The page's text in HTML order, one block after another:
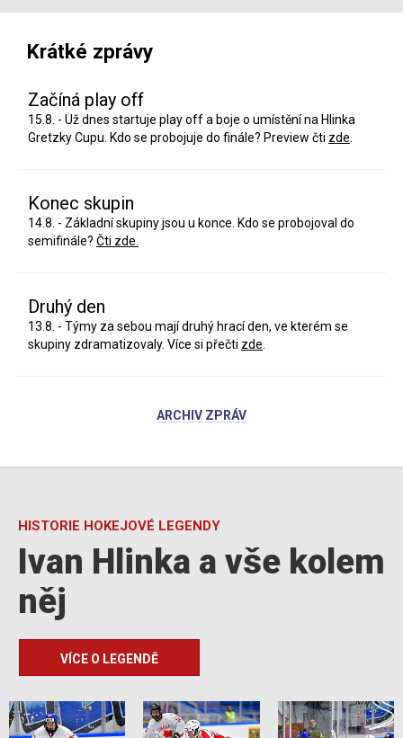
Krátké zprávy
Začíná play off
15.8. - Už dnes startuje play off a boje o umístění na Hlinka
Gretzky Cupu. Kdo se probojuje do finále? Preview čti zde
Konec skupin
14.8. - Základní skupiny jsou u konce. Kdo se probojoval do
semifinále? Čti zde.
Druhý den
13.8. - Týmy za sebou mají druhý hrací den, ve kterém se
skupiny zdramatizovaly. Více si přečti zde
ARCHIV ZPRÁV
HISTORIE HOKEJOVÉ LEGENDY
Ivan Hlinka a vše kolem
něj
VÍCE O LEGENDĚ